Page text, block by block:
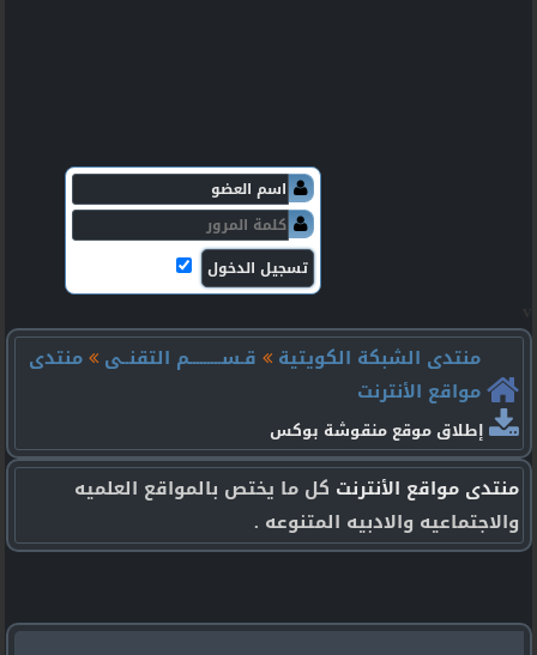
منتدى الشبكة الكويتية
قـســـــــــم التقنــى
منتدى
مواقع الأنترنت
إطلاق موقع منقوشة بوكس
منتدى مواقع الأنترنت كل ما يختص بالمواقع العلميه
والاجتماعيه والادبيه المتنوعه .